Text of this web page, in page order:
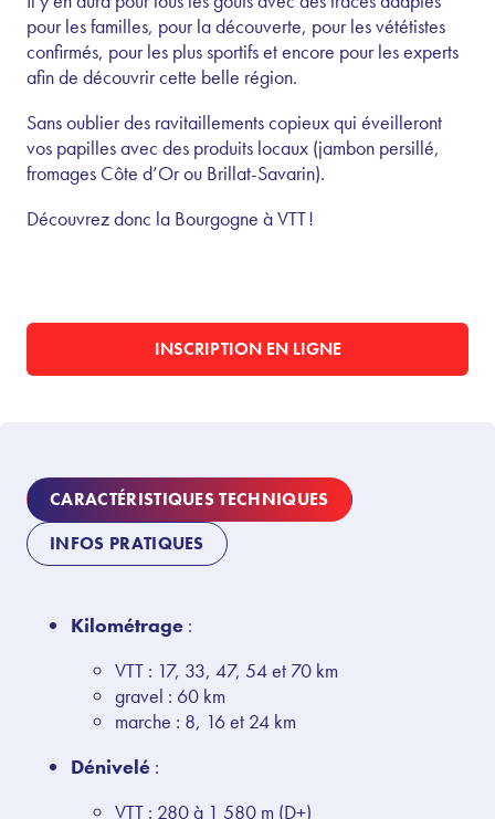
pour les familles, pour la découverte, pour les vététistes
confirmés, pour les plus sportifs et encore pour les experts
afin de découvrir cette belle région.
Sans oublier des ravitaillements copieux qui éveilleront
vos papilles avec des produits locaux (jambon persillé,
fromages Côte d’Or ou Brillat-Savarin).
Découvrez donc la Bourgogne à VTT !
INSCRIPTION EN LIGNE
CARACTÉRISTIQUES TECHNIQUES
INFOS PRATIQUES
Kilométrage :
VTT : 17, 33, 47, 54et 70 km
gravel : 60 km
marche : 8, 16 et 24 km
Dénivelé :
VTT : 280à 1 580 m (D+)